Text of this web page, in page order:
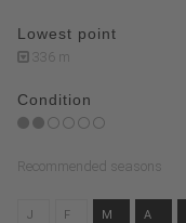
Lowest point
336 m
Condition
Recommended seasons
J F M A